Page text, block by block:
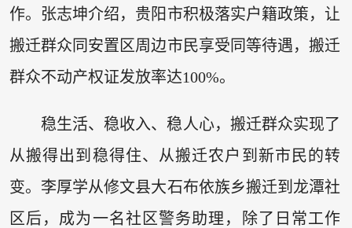
作。张志坤介绍，贵阳市积极落实户籍政策，让
搬迁群众同安置区周边市民享受同等待遇，搬迁
群众不动产权证发放率达100%。
稳生活、稳收入、稳人心，搬迁群众实现了
从搬得出到稳得住、从搬迁农户到新市民的转
变。李厚学从修文县大石布依族乡搬迁到龙潭社
区后，成为一名社区警务助理，除了日常工作